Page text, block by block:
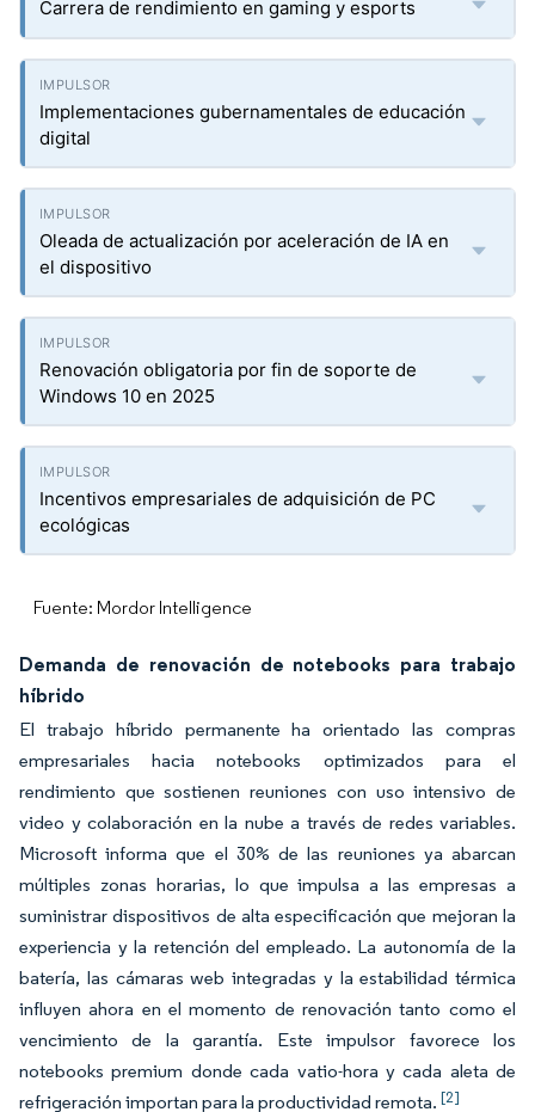
Carrera de rendimiento en gaming y esports
Implementaciones gubernamentales de educación
digital
Oleada de actualización por aceleración de IA en
el dispositivo
Renovación obligatoria por fin de soporte de
Windows 10 en 2025
Incentivos empresariales de adquisición de PC
ecológicas
Fuente: Mordor Intelligence
Demanda de renovación de notebooks para trabajo
híbrido
El trabajo híbrido permanente ha orientado las compras
empresariales hacia notebooks optimizados para el
rendimiento que sostienen reuniones con uso intensivo de
video y colaboración en la nube a través de redes variables.
Microsoft informa que el 30% de las reuniones ya abarcan
múltiples zonas horarias, lo que impulsa a las empresas a
suministrar dispositivos de alta especificación que mejoran la
experiencia y la retención del empleado. La autonomía de la
batería, las cámaras web integradas y la estabilidad térmica
influyen ahora en el momento de renovación tanto como el
vencimiento de la garantía. Este impulsor favorece los
notebooks premium donde cada vatio-hora y cada aleta de
refrigeración importan para la productividad remota. [2]